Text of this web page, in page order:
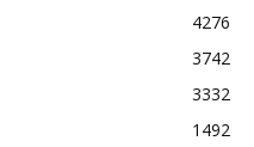
4276
3742
3332
1492